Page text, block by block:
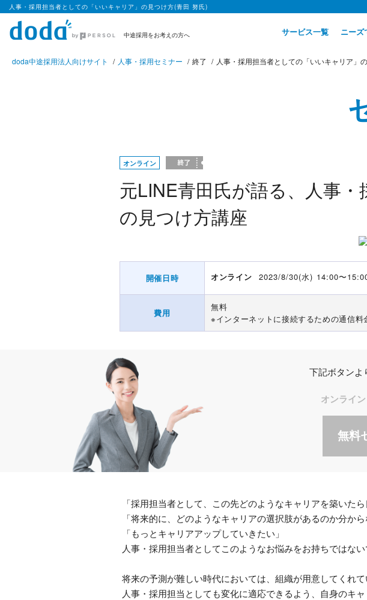
人事・採用担当者としての「いいキャリア」の見つけ方(青田 努氏)
中途採用をお考えの方へ サービス一覧 ニーズ
doda中途採用法人向けサイト 人事・採用セミナー 終了 人事・採用担当者としての「いいキャリア」
オンライン
元LINE青田氏が語る、人事
の見つけ方講座
開催日時 オンライン 2023/8/30(水) 14:00〜
費用
無料
※インターネットに接続するための通信料
下記ボタンよ
オンライン
無料
「採用担当者として、この先どのようなキャリアを築いた
「将来的に、どのようなキャリアの選択肢があるのか分から
「もっとキャリアアップしていきたい」
人事・採用担当者としてこのようなお悩みをお持ちではない
将来の予測が難しい時代においては、組織が用意してくれ
人事・採用担当としても変化に適応できるよう、自身のキ